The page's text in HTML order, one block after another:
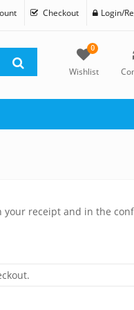
Checkout Login/
0
Wishlist
your receipt and in the